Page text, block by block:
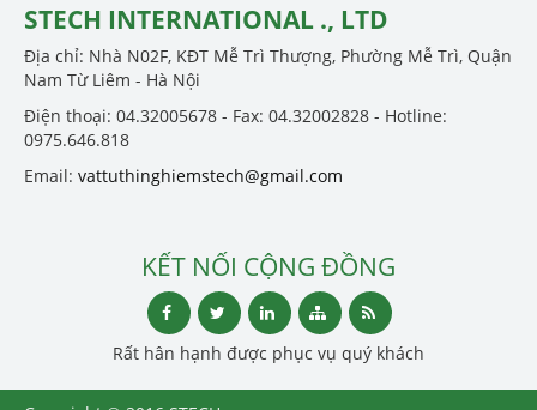
STECH INTERNATIONAL ., LTD
Địa chỉ: Nhà N02F, KĐT Mễ Trì Thượng, Phường Mễ Trì, Quận
Nam Từ Liêm - Hà Nội
Điện thoại: 04.32005678 - Fax: 04.32002828 - Hotline:
0975.646.818
Email: vattuthinghiemstech@gmail.com
KẾT NỐI CỘNG ĐỒNG
Rất hân hạnh được phục vụ quý khách